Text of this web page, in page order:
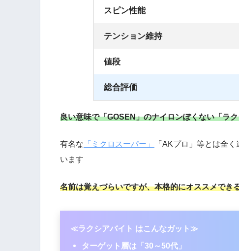
スピン性能
テンション維持
値段
総合評価
良い意味で「GOSEN」のナイロンぽくない「ラ
有名な 「ミクロスーパー」
「AKプロ」等とは全
います
名前は覚えづらいですが、本格的にオススメでき
≪ラクシアバイト はこんなガット≫
ターゲット層は「30～50代」